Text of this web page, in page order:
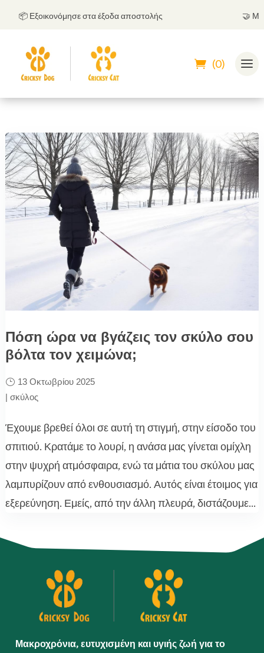
📦 Εξοικονόμησε στα έξοδα αποστολής
(0)
Πόση ώρα να βγάζεις τον σκύλο σου
βόλτα τον χειμώνα;
13 Οκτωβρίου 2025
| σκύλος
Έχουμε βρεθεί όλοι σε αυτή τη στιγμή, στην είσοδο του
σπιτιού. Κρατάμε το λουρί, η ανάσα μας γίνεται ομίχλη
στην ψυχρή ατμόσφαιρα, ενώ τα μάτια του σκύλου μας
λαμπυρίζουν από ενθουσιασμό. Αυτός είναι έτοιμος για
εξερεύνηση. Εμείς, από την άλλη πλευρά, διστάζουμε...
Μακροχρόνια, ευτυχισμένη και υγιής ζωή για το